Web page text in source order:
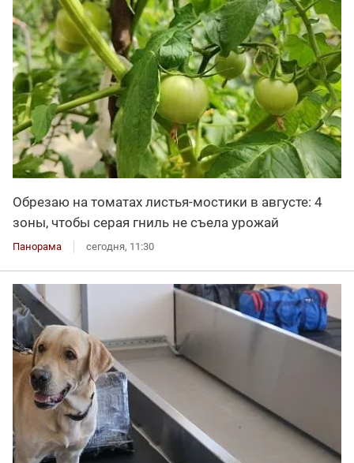
Обрезаю на томатах листья-мостики в августе: 4
зоны, чтобы серая гниль не съела урожай
Панорама сегодня, 11:30